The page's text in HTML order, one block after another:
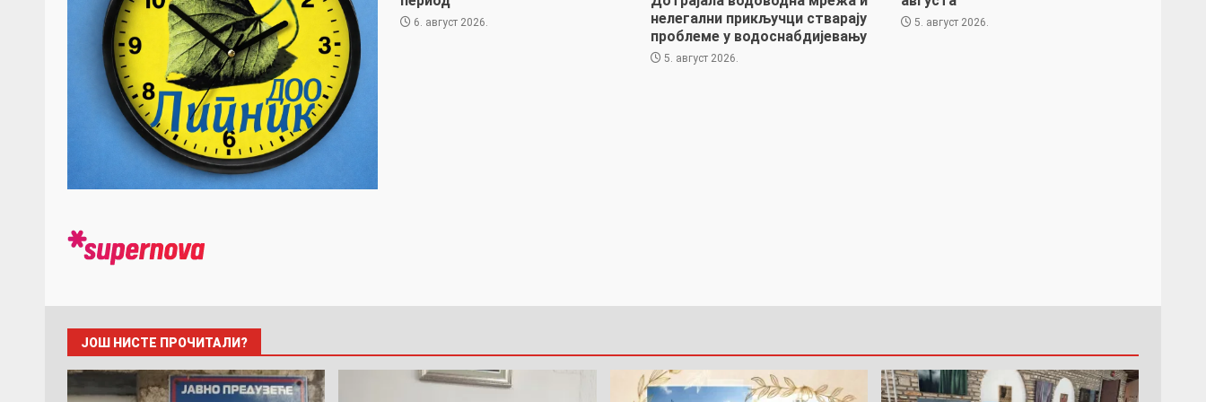
6. август 2026.
нелегални прикључци стварају
проблеме у водоснабдијевању
5. август 2026.
5. август 2026.
ЈОШ НИСТЕ ПРОЧИТАЛИ?